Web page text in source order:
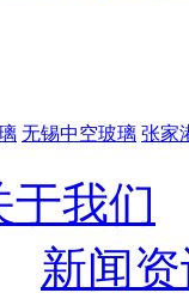
无锡中空玻璃 张家
于我们
新闻